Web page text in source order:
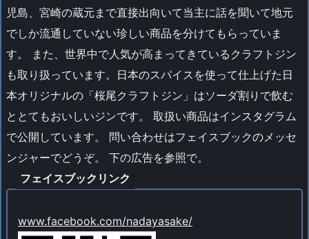
児島、宮崎の蔵元まで直接出向いて当主に話を聞いて地元
でしか流通していない珍しい商品を分けてもらっていま
す。 また、世界中で人気が高まってきているクラフトジン
も取り扱っています。日本のスパイスを使って仕上げた日
本オリジナルの「桜尾クラフトジン」はソーダ割りで飲む
ととてもおいしいジンです。 取扱い商品はインスタグラム
で公開しています。 問い合わせはフェイスブックのメッセ
ンジャーでどうぞ。 下の広告を参照で。
フェイスブックリンク
www.facebook.com/nadayasake/